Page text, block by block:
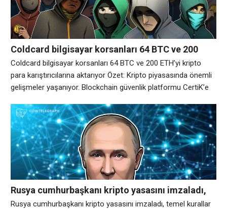
Coldcard bilgisayar korsanları 64 BTC ve 200
ETH’yi kripto para karıştırıcılarına aktarıyor
Coldcard bilgisayar korsanları 64 BTC ve 200 ETH’yi kripto
para karıştırıcılarına aktarıyor Özet: Kripto piyasasında önemli
gelişmeler yaşanıyor. Blockchain güvenlik platformu CertiK’e
değerinde yaklaşık 64 Bitcoin ve 380.000 dolar değerinde 200
Ether, kripto para birimi karıştırma protokollerine gönderildi.
CertiK tarafından paylaşılan blockchain verilerine göre Bitcoin
transferi Salı
Rusya cumhurbaşkanı kripto yasasını imzaladı,
temel kurallar 2026’da yürürlüğe girecek
Rusya cumhurbaşkanı kripto yasasını imzaladı, temel kurallar